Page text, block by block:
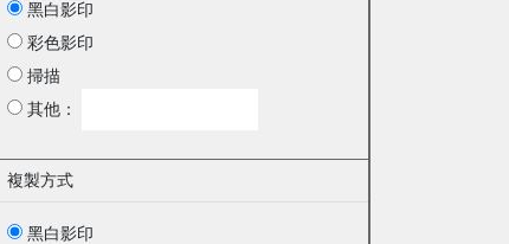
黑白影印
彩色影印
掃描
其他：
複製方式
黑白影印